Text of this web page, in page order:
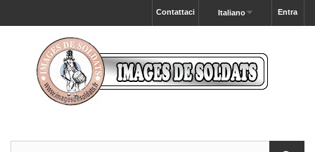
Entra
Italiano
Contattaci